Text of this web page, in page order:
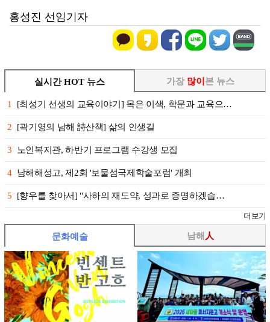
홍성진 선임기자
실시간 HOT 뉴스
1 [최성기 선생의 교육이야기] 목은 이색, 학문과 교육으…
2 [곽기영의 남해 詩산책] 삶의 인생길
3 노인복지관, 하반기 프로그램 수강생 모집
4 남해해성고, 제2회 '보물섬국제학술포럼' 개최
5 [향우를 찾아서] "사하의 재도약, 성과로 증명하겠습…
더보기
가장 많이 본 뉴스
문화예술 남해 人